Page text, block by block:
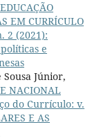
EM CURRÍCULO
2 (2021):
políticas e
Júnior,
NACIONAL
do Currículo: v.
E AS